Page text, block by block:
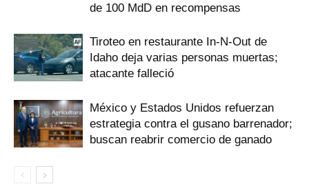
de 100 MdD en recompensas
Tiroteo en restaurante In-N-Out de
Idaho deja varias personas muertas;
atacante falleció
México y Estados Unidos refuerzan
estrategia contra el gusano barrenador;
buscan reabrir comercio de ganado